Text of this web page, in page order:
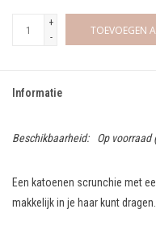
+
-
TOEVOEGEN
Informatie
Beschikbaarheid: Op voorraad
Een katoenen scrunchie met
makkelijk in je haar kunt dragen.